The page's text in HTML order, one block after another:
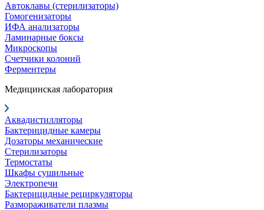
Автоклавы (стерилизаторы)
Гомогенизаторы
ИФА анализаторы
Ламинарные боксы
Микроскопы
Счетчики колоний
Ферментеры
Медицинская лаборатория
Аквадистилляторы
Бактерицидные камеры
Дозаторы механические
Стерилизаторы
Термостаты
Шкафы сушильные
Электропечи
Бактерицидные рециркуляторы
Размораживатели плазмы